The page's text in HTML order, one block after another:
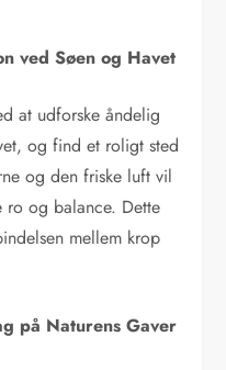
ved Søen og Havet
at udforske åndelig
og find et roligt sted
og den friske luft vil
og balance. Dette
mellem krop
på Naturens Gaver